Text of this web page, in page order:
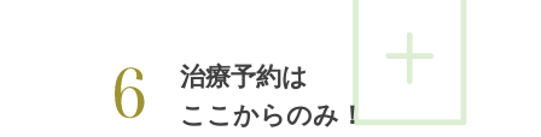
治療予約は
ここからのみ！